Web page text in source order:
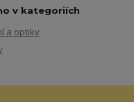
v kategoriích
a optiky